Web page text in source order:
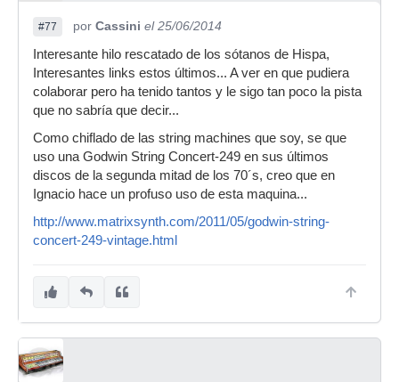
#77 por Cassini el 25/06/2014
Interesante hilo rescatado de los sótanos de Hispa,
Interesantes links estos últimos... A ver en que pudiera
colaborar pero ha tenido tantos y le sigo tan poco la pista
que no sabría que decir...
Como chiflado de las string machines que soy, se que
uso una Godwin String Concert-249 en sus últimos
discos de la segunda mitad de los 70´s, creo que en
Ignacio hace un profuso uso de esta maquina...
http://www.matrixsynth.com/2011/05/godwin-string-
concert-249-vintage.html